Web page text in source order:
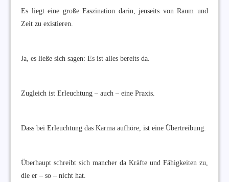
Es liegt eine große Faszination darin, jenseits von Raum und
Zeit zu existieren.
Ja, es ließe sich sagen: Es ist alles bereits da.
Zugleich ist Erleuchtung – auch – eine Praxis.
Dass bei Erleuchtung das Karma aufhöre, ist eine Übertreibung.
Überhaupt schreibt sich mancher da Kräfte und Fähigkeiten zu,
die er – so – nicht hat.